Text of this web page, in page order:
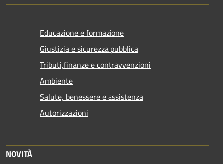
Educazione e formazione
Giustizia e sicurezza pubblica
Tributi,finanze e contravvenzioni
Ambiente
Salute, benessere e assistenza
Autorizzazioni
NOVITÀ